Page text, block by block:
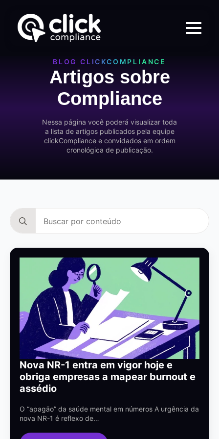
BLOG CLICKCOMPLIANCE
Artigos sobre
Compliance
Nessa página você poderá visualizar toda
a lista de artigos publicados pela equipe
clickCompliance e convidados em ordem
cronológica de publicação.
for:
Nova NR-1 entra em vigor hoje e
obriga empresas a mapear burnout e
assédio
O “apagão” da saúde mental em números A urgência da
nova NR-1 é reflexo de…